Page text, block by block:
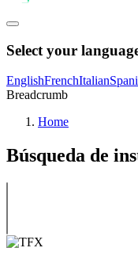
Select your
EnglishFrenchItalian
Breadcrumb
Home
Búsqueda de